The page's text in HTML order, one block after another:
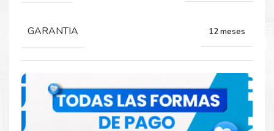
Comprar Toner Xerox 106R03745 Negro
para impresora Xerox C7020 C7025
C7030
GARANTIA 12 meses